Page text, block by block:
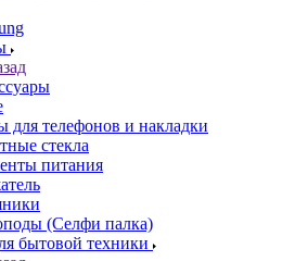
для телефонов и накладки
стекла
питания
(Селфи палка)
бытовой техники